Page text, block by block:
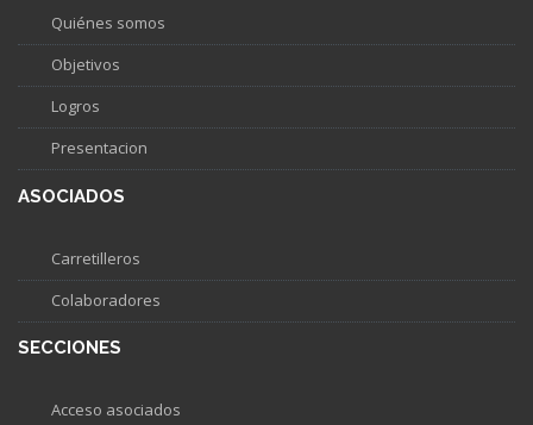
Quiénes somos
Objetivos
Logros
Presentacion
ASOCIADOS
Carretilleros
Colaboradores
SECCIONES
Acceso asociados